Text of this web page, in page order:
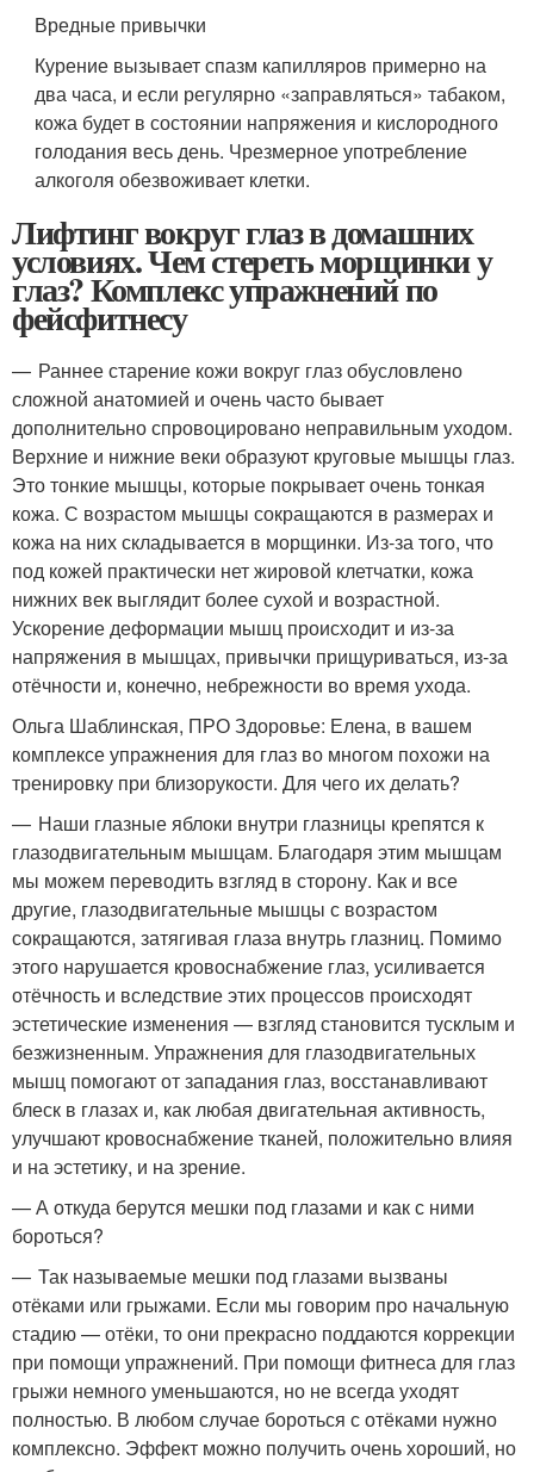
Вредные привычки
Курение вызывает спазм капилляров примерно на
два часа, и если регулярно «заправляться» табаком,
кожа будет в состоянии напряжения и кислородного
голодания весь день. Чрезмерное употребление
алкоголя обезвоживает клетки.
Лифтинг вокруг глаз в домашних
условиях. Чем стереть морщинки у
глаз? Комплекс упражнений по
фейсфитнесу
— Раннее старение кожи вокруг глаз обусловлено
сложной анатомией и очень часто бывает
дополнительно спровоцировано неправильным уходом.
Верхние и нижние веки образуют круговые мышцы глаз.
Это тонкие мышцы, которые покрывает очень тонкая
кожа. С возрастом мышцы сокращаются в размерах и
кожа на них складывается в морщинки. Из-за того, что
под кожей практически нет жировой клетчатки, кожа
нижних век выглядит более сухой и возрастной.
Ускорение деформации мышц происходит и из-за
напряжения в мышцах, привычки прищуриваться, из-за
отёчности и, конечно, небрежности во время ухода.
Ольга Шаблинская, ПРО Здоровье: Елена, в вашем
комплексе упражнения для глаз во многом похожи на
тренировку при близорукости. Для чего их делать?
— Наши глазные яблоки внутри глазницы крепятся к
глазодвигательным мышцам. Благодаря этим мышцам
мы можем переводить взгляд в сторону. Как и все
другие, глазодвигательные мышцы с возрастом
сокращаются, затягивая глаза внутрь глазниц. Помимо
этого нарушается кровоснабжение глаз, усиливается
отёчность и вследствие этих процессов происходят
эстетические изменения — взгляд становится тусклым и
безжизненным. Упражнения для глазодвигательных
мышц помогают от западания глаз, восстанавливают
блеск в глазах и, как любая двигательная активность,
улучшают кровоснабжение тканей, положительно влияя
и на эстетику, и на зрение.
— А откуда берутся мешки под глазами и как с ними
бороться?
— Так называемые мешки под глазами вызваны
отёками или грыжами. Если мы говорим про начальную
стадию — отёки, то они прекрасно поддаются коррекции
при помощи упражнений. При помощи фитнеса для глаз
грыжи немного уменьшаются, но не всегда уходят
полностью. В любом случае бороться с отёками нужно
комплексно. Эффект можно получить очень хороший, но